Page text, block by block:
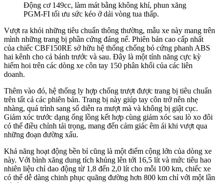
Động cơ 149cc, làm mát bằng không khí, phun xăng
PGM-FI tối ưu sức kéo ở dải vòng tua thấp.
Vượt ra khỏi những tiêu chuẩn thông thường, mẫu xe này mang trên
mình những trang bị phần cứng đáng nể. Phiên bản cao cấp nhất
của chiếc CBF150RE sở hữu hệ thống chống bó cứng phanh ABS
hai kênh cho cả bánh trước và sau. Đây là một tính năng cực kỳ
hiếm hoi trên các dòng xe côn tay 150 phân khối của các liên
doanh.
Thêm vào đó, hệ thống ly hợp chống trượt được trang bị tiêu chuẩn
trên tất cả các phiên bản. Trang bị này giúp tay côn trở nên nhẹ
nhàng, quá trình sang số diễn ra mượt mà và không bị giật cục.
Giảm xóc trước dạng ống lồng kết hợp cùng giảm xóc sau lò xo đôi
có thể điều chỉnh tải trọng, mang đến cảm giác êm ái khi vượt qua
những đoạn đường xấu.
Khả năng hoạt động bền bỉ cũng là một điểm cộng lớn của dòng xe
này. Với bình xăng dung tích khủng lên tới 16,5 lít và mức tiêu hao
nhiên liệu chỉ dao động từ 1,8 đến 2,0 lít cho mỗi 100 km, chiếc xe
có thể dễ dàng chinh phục quãng đường hơn 800 km chỉ với một lần